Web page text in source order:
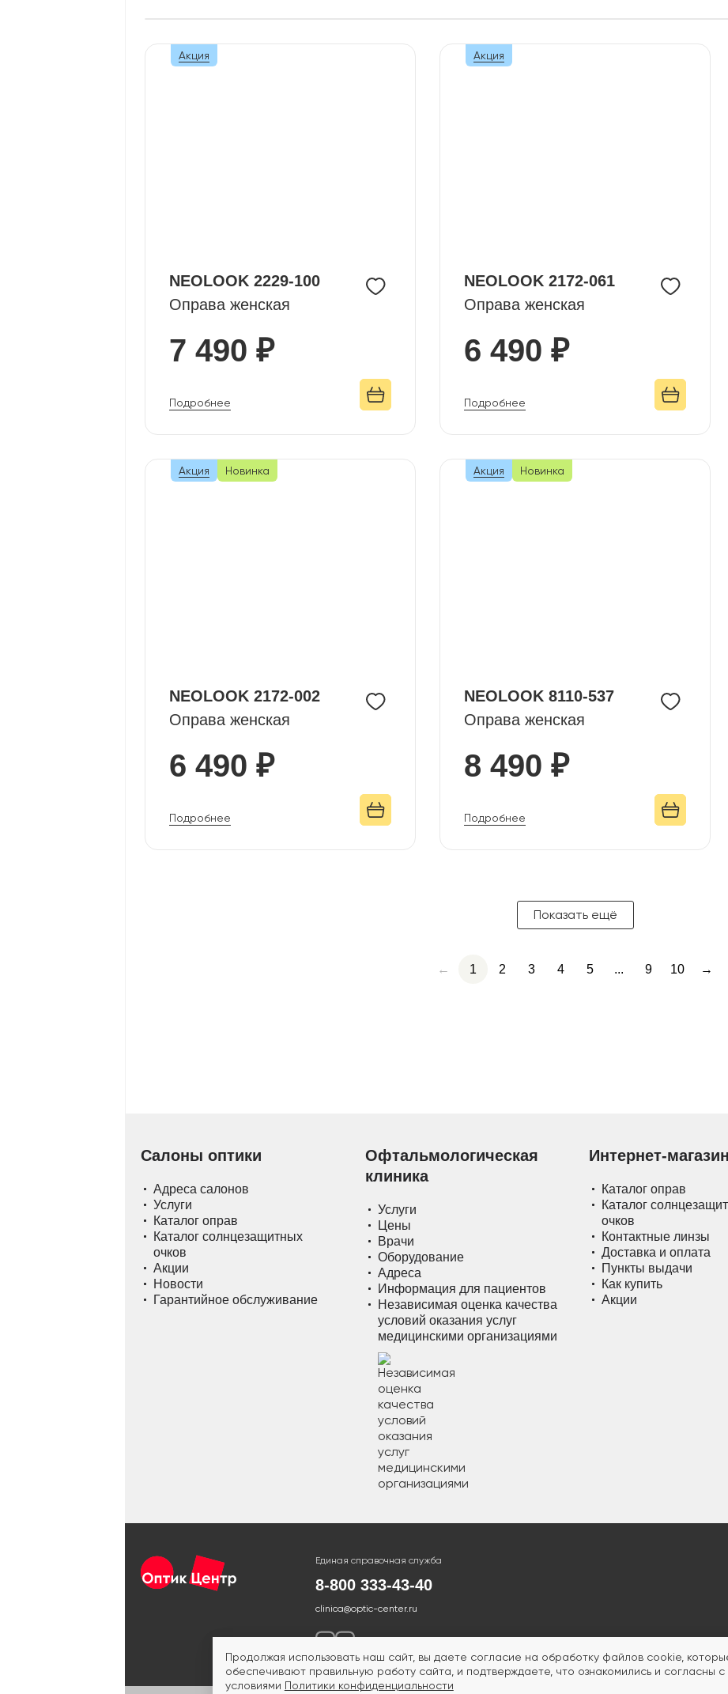
NEOLOOK 2229-100
Оправа женская
7 490 ₽
Подробнее
Акция
NEOLOOK 2172-061
Оправа женская
6 490 ₽
Подробнее
Акция
NEOLOOK 2172-002
Оправа женская
6 490 ₽
Подробнее
Акция Новинка
NEOLOOK 8110-537
Оправа женская
8 490 ₽
Подробнее
Акция Новинка
Показать ещё
← 1 2 3 4 5 ... 9 10 →
Салоны оптики
Адреса салонов
Услуги
Каталог оправ
Каталог солнцезащитных
очков
Акции
Новости
Гарантийное обслуживание
Офтальмологическая
клиника
Услуги
Цены
Врачи
Оборудование
Адреса
Информация для пациентов
Независимая оценка качества
условий оказания услуг
медицинскими организациями
Интернет-магазин
Каталог оправ
Каталог
очков
Контактные линзы
Доставка и оплата
Пункты выдачи
Как купить
Акции
Единая справочная служба
8-800 333-43-40
clinica@optic-center.ru
Продолжая использовать наш сайт, вы даете согласие на обработку файлов cookie,
обеспечивают правильную работу сайта, и подтверждаете, что ознакомились и согласны с
условиями Политики конфиденциальности